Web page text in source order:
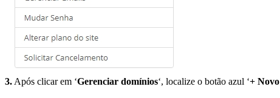
3. Após clicar em ‘Gerenciar domínios‘, localize o botão azul ‘+